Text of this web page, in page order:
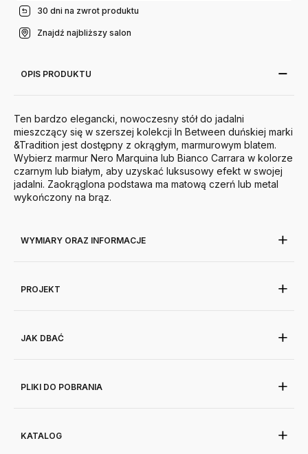
30 dni na zwrot produktu
Znajdź najbliższy salon
OPIS PRODUKTU
Ten bardzo elegancki, nowoczesny stół do jadalni
mieszczący się w szerszej kolekcji In Between duńskiej marki
&Tradition jest dostępny z okrągłym, marmurowym blatem.
Wybierz marmur Nero Marquina lub Bianco Carrara w kolorze
czarnym lub białym, aby uzyskać luksusowy efekt w swojej
jadalni. Zaokrąglona podstawa ma matową czerń lub metal
wykończony na brąz.
WYMIARY ORAZ INFORMACJE
PROJEKT
JAK DBAĆ
PLIKI DO POBRANIA
KATALOG